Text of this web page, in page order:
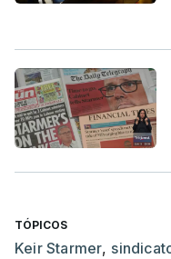
TÓPICOS
Keir Starmer,